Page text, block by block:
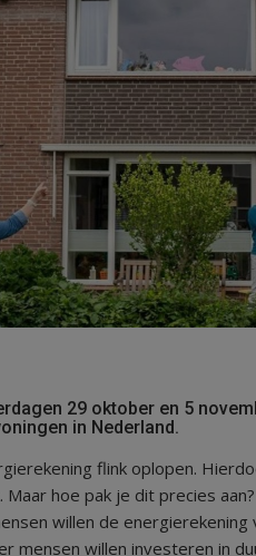
29 oktober en 5
in Nederland.
flink oplopen.
hoe pak je dit precies
willen de
mensen willen investeren in